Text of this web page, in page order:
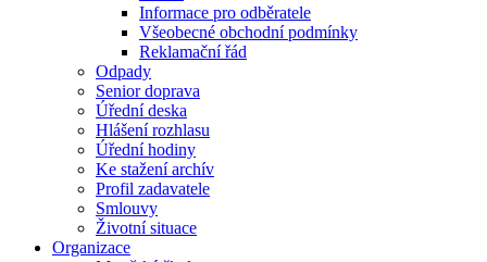
Informace pro odběratele
Všeobecné obchodní podmínky
Reklamační řád
Odpady
Senior doprava
Úřední deska
Hlášení rozhlasu
Úřední hodiny
Ke stažení archív
Profil zadavatele
Smlouvy
Životní situace
Organizace